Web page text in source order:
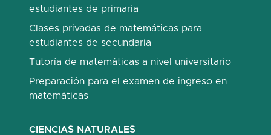
estudiantes de primaria
Clases privadas de matemáticas para
estudiantes de secundaria
Tutoría de matemáticas a nivel universitario
Preparación para el examen de ingreso en
matemáticas
CIENCIAS NATURALES